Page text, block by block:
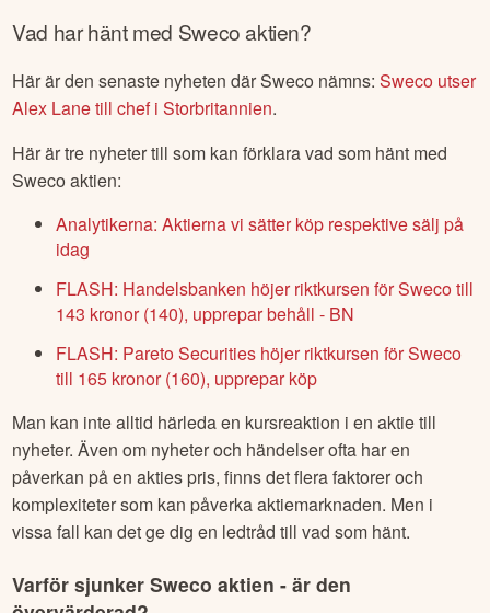
Vad har hänt med Swecoaktien?
Här är den senaste nyheten därSweco nämns:Sweco utser
Alex Lane till chef i Storbritannien.
Här är tre nyheter till som kan förklara vad som hänt med
Sweco aktien:
Analytikerna: Aktierna vi sätter köp respektive sälj på
idag
FLASH: Handelsbanken höjer riktkursen för Sweco till
143 kronor (140), upprepar behåll - BN
FLASH: Pareto Securities höjer riktkursen för Sweco
till 165 kronor (160), upprepar köp
Man kan inte alltid härleda en kursreaktion i en aktie till
nyheter. Även om nyheter och händelser ofta har en
påverkan på en akties pris, finns det flera faktorer och
komplexiteter som kan påverka aktiemarknaden. Men i
vissa fall kan det ge dig en ledtråd till vad som hänt.
Varför sjunkerSweco aktien - är den